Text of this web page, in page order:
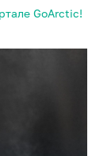
GoArctic!